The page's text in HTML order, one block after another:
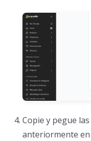
Copie y pegue
anteriormente en